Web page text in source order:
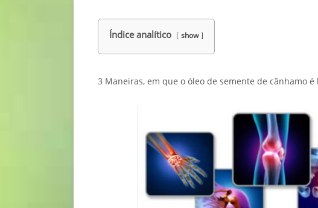
Índice analítico show
3 Maneiras, em que o óleo de semente de cânhamo é